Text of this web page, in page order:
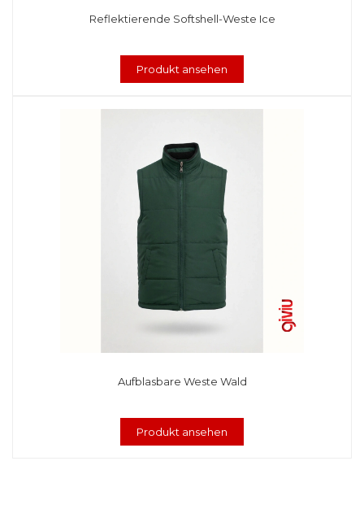
Reflektierende Softshell-Weste Ice
Produkt ansehen
Aufblasbare Weste Wald
Produkt ansehen